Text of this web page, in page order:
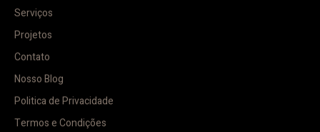
Serviços
Projetos
Contato
Nosso Blog
Politica de Privacidade
Termos e Condições